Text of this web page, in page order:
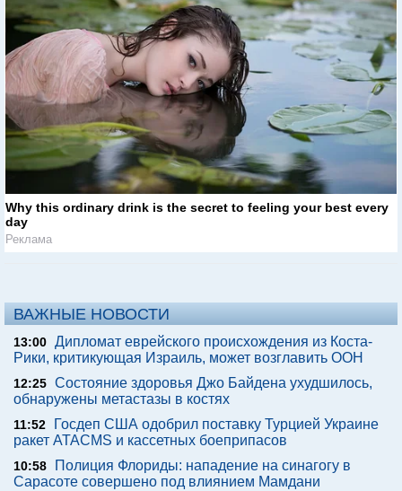
Why this ordinary drink is the secret to feeling your best every
day
Реклама
ВАЖНЫЕ НОВОСТИ
13:00 Дипломат еврейского происхождения из Коста-
Рики, критикующая Израиль, может возглавить ООН
12:25 Состояние здоровья Джо Байдена ухудшилось,
обнаружены метастазы в костях
11:52
Госдеп США одобрил поставку Турцией Украине
ракет ATACMS и кассетных боеприпасов
10:58
Полиция Флориды: нападение на синагогу в
Сарасоте совершено под влиянием Мамдани